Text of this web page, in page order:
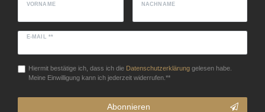
VORNAME NACHNAME
E-MAIL **
Hiermit bestätige ich, dass ich die Daten­schutz­erklärunggelesen habe.
Meine Einwilligung kann ich jederzeit widerrufen.**
Abonnieren